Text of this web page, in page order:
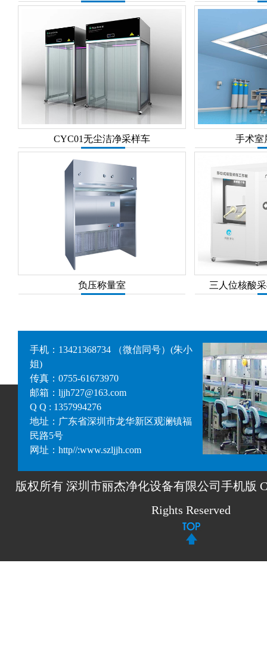
CYC01无尘洁净采样车 手术室
负压称量室 三人位核酸
手机：13421368734 （微信同号）(朱小
姐)
传真：0755-61673970
邮箱：ljjh727@163.com
Q Q : 1357994276
地址：广东省深圳市龙华新区观澜镇福
民路5号
网址：http//:www.szljjh.com
版权所有 深圳市丽杰净化设备有限公司手机版
Rights Reserved